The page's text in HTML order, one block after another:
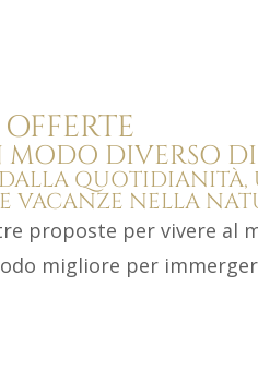
DIVERSO DI
QUOTIDIANITÀ,
E VACANZE NELLA
proposte per vivere al
migliore per